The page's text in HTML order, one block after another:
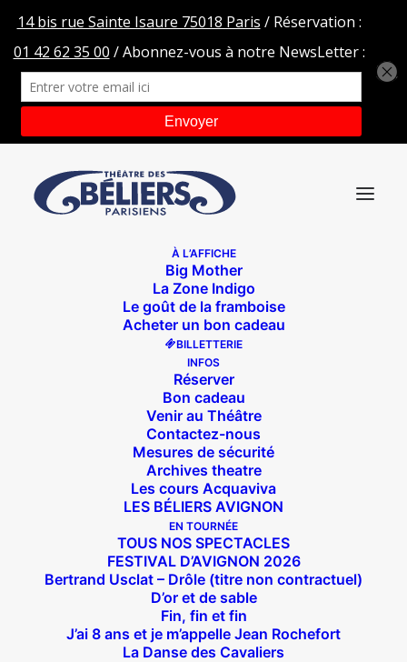
À L’AFFICHE
Big Mother
La Zone Indigo
Le goût de la framboise
Acheter un bon cadeau
BILLETTERIE
INFOS
Réserver
Bon cadeau
Venir au Théâtre
Contactez-nous
Mesures de sécurité
Archives theatre
Les cours Acquaviva
LES BÉLIERS AVIGNON
EN TOURNÉE
TOUS NOS SPECTACLES
FESTIVAL D’AVIGNON 2026
Bertrand Usclat – Drôle (titre non contractuel)
D’or et de sable
Fin, fin et fin
J’ai 8 ans et je m’appelle Jean Rochefort
La Danse des Cavaliers
Peau-magician-11-BD
Accueil
Qui veut la peau du magicien ?
Peau-magician-11-BD